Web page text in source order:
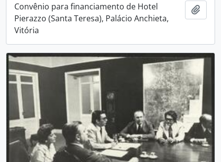
Convênio para financiamento de Hotel
Pierazzo (Santa Teresa), Palácio Anchieta,
Vitória